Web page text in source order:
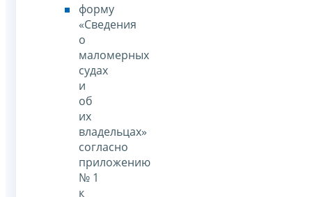
форму
«Сведения
о
маломерных
судах
и
об
их
владельцах»
согласно
приложению
№ 1
к